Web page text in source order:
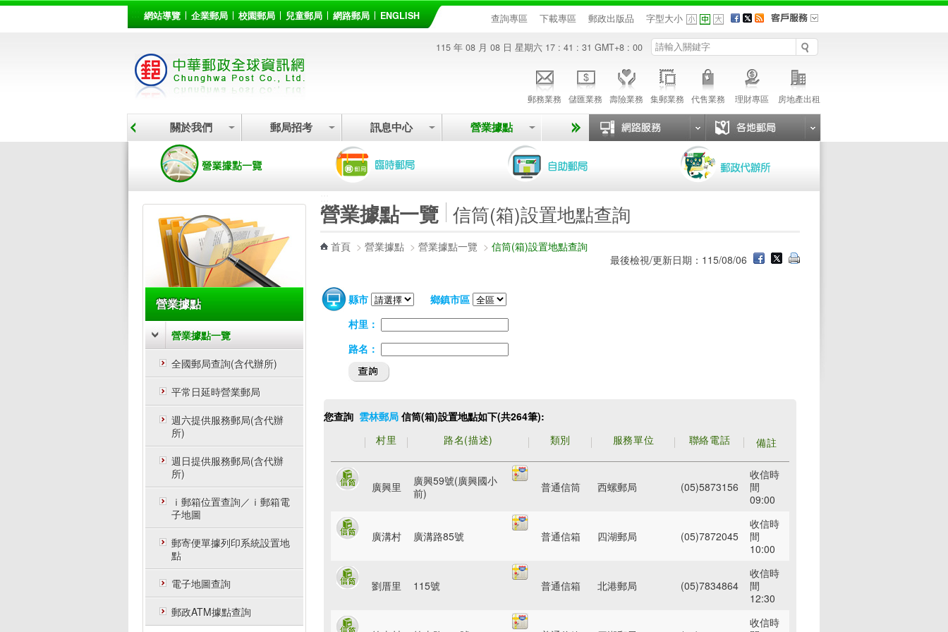
::: 網站導覽 企業郵局 校園郵局 兒童郵局 網路郵局 ENGLISH 查詢專區 下載專區 郵政出版品 字型大小
115 年 08 月 08 日 星期六 17 : 41 : 31 GMT+8 : 00
郵務業務 儲匯業務 壽險業務 集郵業務 代售業務 理財專區 房地產出租
關於我們 郵局招考 訊息中心 營業據點
營業據點
營業據點一覽
全國郵局查詢(含代辦所)
平常日延時營業郵局
週六提供服務郵局(含代辦
所)
週日提供服務郵局(含代辦
所)
ｉ郵箱位置查詢／ｉ郵箱電
子地圖
郵寄便單據列印系統設置地
點
電子地圖查詢
郵政ATM據點查詢
營業據點一覽 信筒(箱)設置地點查詢
首頁 > 營業據點 > 營業據點一覽 > 信筒(箱)設置地點查詢
最後檢視/更新日期：115/08/06
縣市
鄉鎮市區
村里：
路名：
您查詢 雲林郵局 信筒(箱)設置地點如下(共264筆):
村里
路名(描述) 類別 服務單位 聯絡電話 備註
廣興里
廣興59號(廣興國小
前)
普通信筒 西螺郵局 (05)5873156
收信時
間
09:00
廣溝村 廣溝路85號 普通信箱 四湖郵局 (05)7872045
收信時
間
10:00
劉厝里 115號 普通信箱 北港郵局 (05)7834864
收信時
間
12:30
收信時